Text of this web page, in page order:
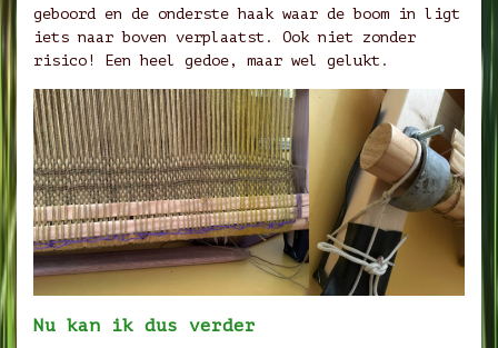
geboord en de onderste haak waar de boom in ligt
iets naar boven verplaatst. Ook niet zonder
risico! Een heel gedoe, maar wel gelukt.
Nu kan ik dus verder